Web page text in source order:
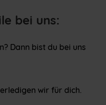
bei uns:
Dann bist du bei uns
wir für dich.